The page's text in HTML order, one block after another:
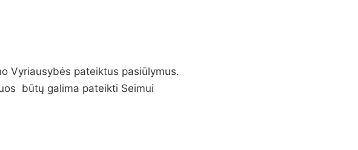
Vyriausybės pateiktus pasiūlymus.
būtų galima pateikti Seimui